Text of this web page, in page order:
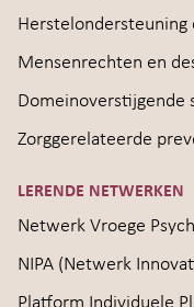
Herstelondersteuning
Mensenrechten en
Domeinoverstijgende
Zorggerelateerde
LERENDE NETWERKEN
Netwerk Vroege
NIPA (Netwerk
Platform Individuele